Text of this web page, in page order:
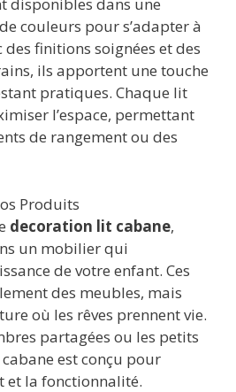
disponibles dans une
couleurs pour s’adapter à
des finitions soignées et des
ils apportent une touche
pratiques. Chaque lit
l’espace, permettant
de rangement ou des
Produits
decoration lit cabane,
un mobilier qui
de votre enfant. Ces
des meubles, mais
où les rêves prennent vie.
partagées ou les petits
est conçu pour
et la fonctionnalité.